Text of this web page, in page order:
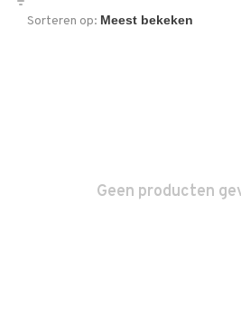
Sorteren op:
Geen producten